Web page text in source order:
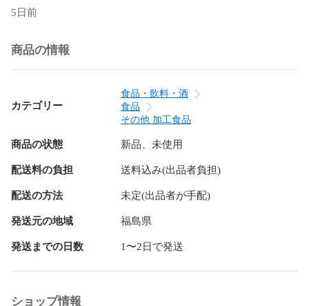
5日前
商品の情報
カテゴリー
食品・飲料・酒
食品
その他 加工食品
商品の状態 新品、未使用
配送料の負担 送料込み(出品者負担)
配送の方法 未定(出品者が手配)
発送元の地域 福島県
発送までの日数 1〜2日で発送
ショップ情報